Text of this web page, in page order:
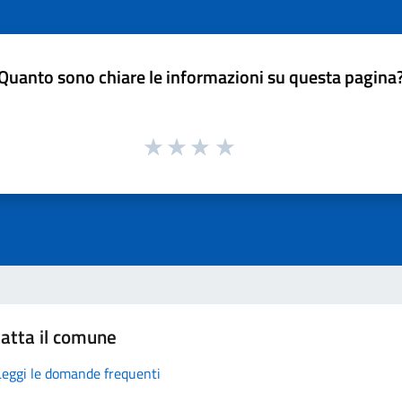
sono chiare le informazioni su questa
il comune
le domande frequenti